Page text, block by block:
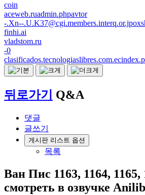
coin
aceweb.ruadmin.phpavtor
-.Xn--
finhi.ai
vladstom.ru
-0
뒤로가기 Q&A
댓글
글쓰기
게시판 리스트 옵션
목록
Ван Пис 1163, 1164, 1165,
смотреть в озвучке